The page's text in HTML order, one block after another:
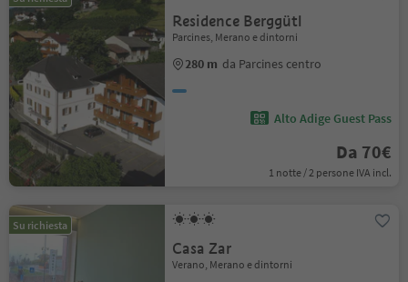
Residence Berggütl
Parcines, Merano e dintorni
280 m da Parcines centro
Alto Adige Guest Pass
Da 70€
1 notte / 2 persone IVA incl.
Su richiesta
Casa Zar
Verano, Merano e dintorni